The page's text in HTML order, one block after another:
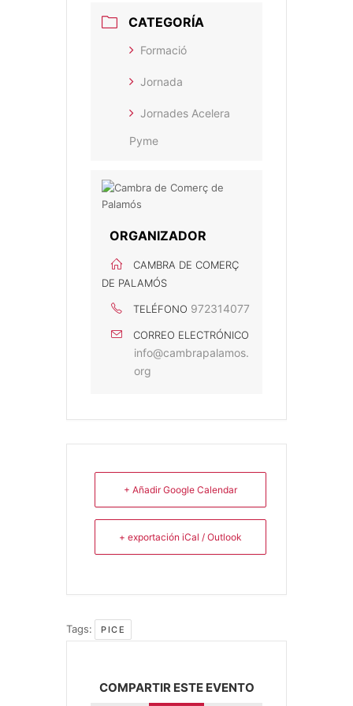
CATEGORÍA
Formació
Jornada
Jornades Acelera
Pyme
ORGANIZADOR
CAMBRA DE COMERÇ
DE PALAMÓS
TELÉFONO 972314077
CORREO ELECTRÓNICO
info@cambrapalamos.
org
+ Añadir Google Calendar
+ exportación iCal / Outlook
Tags: PICE
COMPARTIR ESTE EVENTO